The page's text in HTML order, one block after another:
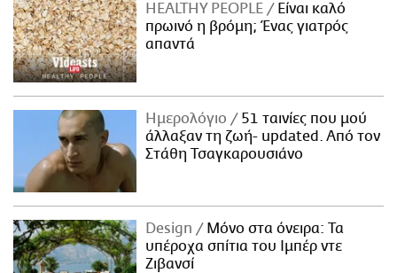
HEALTHY PEOPLE
Είναι καλό
πρωινό η βρόμη; Ένας γιατρός
απαντά
Ημερολόγιο
51 ταινίες που μού
άλλαξαν τη ζωή- updated. Aπό τον
Στάθη Τσαγκαρουσιάνο
Design
Μόνο στα όνειρα: Τα
υπέροχα σπίτια του Ιμπέρ ντε
Ζιβανσί